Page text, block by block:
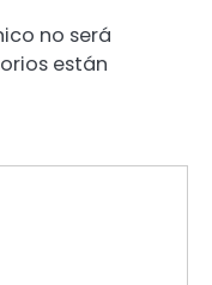
no será
están